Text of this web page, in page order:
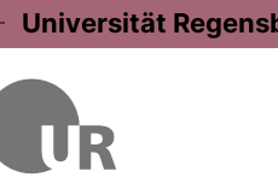
Universität